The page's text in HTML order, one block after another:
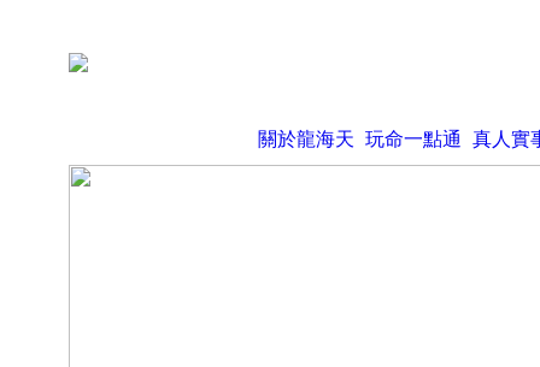
關於龍海天 玩命一點通 真人實